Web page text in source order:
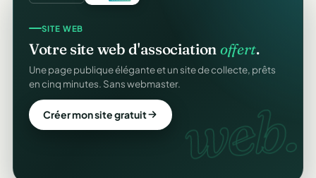
REÇUS FISCAUX
Vos reçusCERFAautomatiques.
Générés et envoyés à vos donateurs en un clic,
conformes au modèle officiel n°11580.
Automatiser mes reçus web.
SITE WEB
Votre site web d'associationoffert.
Une page publique élégante et un site de collecte, prêts
en cinq minutes. Sans webmaster.
Créer mon site gratuit